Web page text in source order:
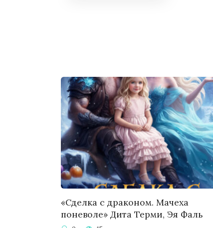
«Сделка с драконом. Мачеха
поневоле» Дита Терми, Эя Фаль